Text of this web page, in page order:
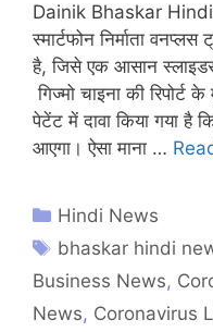
Dainik Bhaskar
स्मार्टफोन निर्माता
है, जिसे एक आसान स्लाइडर
गिज्मो चाइना की रिपोर्ट
पेटेंट में दावा किया गया है
आएगा। ऐसा माना …
Hindi News
bhaskar hindi
Business News,
News, Coronavirus